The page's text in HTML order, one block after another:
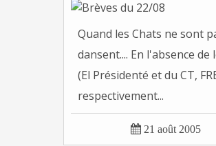
Quand les Chats ne sont
dansent.... En l'absence
(El Présidenté et du CT,
respectivement...
 21 août 2005